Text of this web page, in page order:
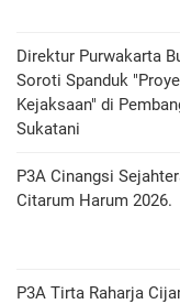
Direktur Purwakarta
Soroti Spanduk
Kejaksaan" di
Sukatani
P3A Cinangsi
Citarum Harum 2026.
P3A Tirta Raharja